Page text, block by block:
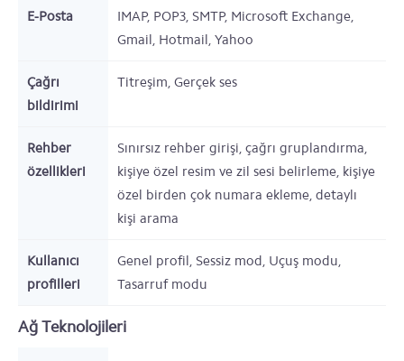
E-Posta
IMAP, POP3, SMTP, Microsoft Exchange,
Gmail, Hotmail, Yahoo
Çağrı
bildirimi
Titreşim, Gerçek ses
Rehber
özellikleri
Sınırsız rehber girişi, çağrı gruplandırma,
kişiye özel resim ve zil sesi belirleme, kişiye
özel birden çok numara ekleme, detaylı
kişi arama
Kullanıcı
profilleri
Genel profil, Sessiz mod, Uçuş modu,
Tasarruf modu
Ağ Teknolojileri